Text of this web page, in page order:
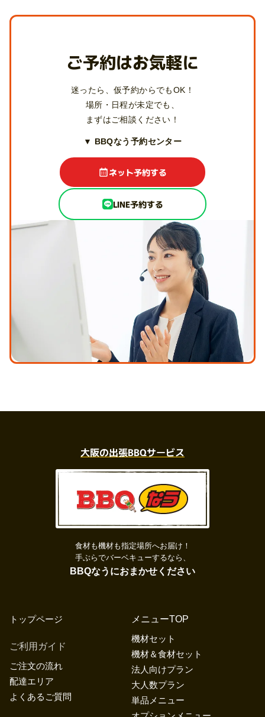
ご予約はお気軽に
迷ったら、仮予約からでもOK！
場所・日程が未定でも、
まずはご相談ください！
▼ BBQなう予約センター
ネット予約する
LINE予約する
大阪の出張BBQサービス
食材も機材も指定場所へお届け！
手ぶらでバーベキューするなら、
BBQなうにおまかせください
トップページ
メニューTOP
機材セット
機材＆食材セット
法人向けプラン
大人数プラン
単品メニュー
ご利用ガイド
ご注文の流れ
配達エリア
よくあるご質問